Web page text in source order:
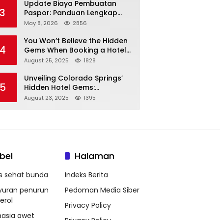
3
Update Biaya Pembuatan
Paspor: Panduan Lengkap
Tarif Resmi Negara!
May 8, 2026 2856
4
You Won’t Believe the Hidden
Gems When Booking a Hotel
in Louisville KY—From Cheap
August 25, 2025 1828
5
Unveiling Colorado Springs’
Hidden Hotel Gems:
Affordable Stays, Luxury
August 23, 2025 1395
sehat bunda
penurun
awet
Halaman
Indeks Berita
Pedoman Media Siber
Privacy Policy